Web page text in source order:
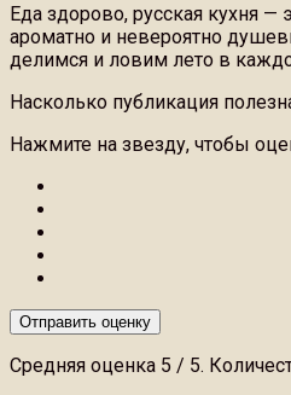
Еда здорово, русская кухня —
ароматно и невероятно
делимся и ловим лето в
Насколько публикация
Нажмите на звезду, чтобы
Отправить оценку
Средняя оценка 5 / 5.